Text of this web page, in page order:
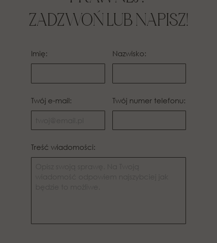
ZADZWOŃ LUB NAPISZ!
Imię: Nazwisko:
Twój e-mail: Twój numer telefonu:
Treść wiadomości: